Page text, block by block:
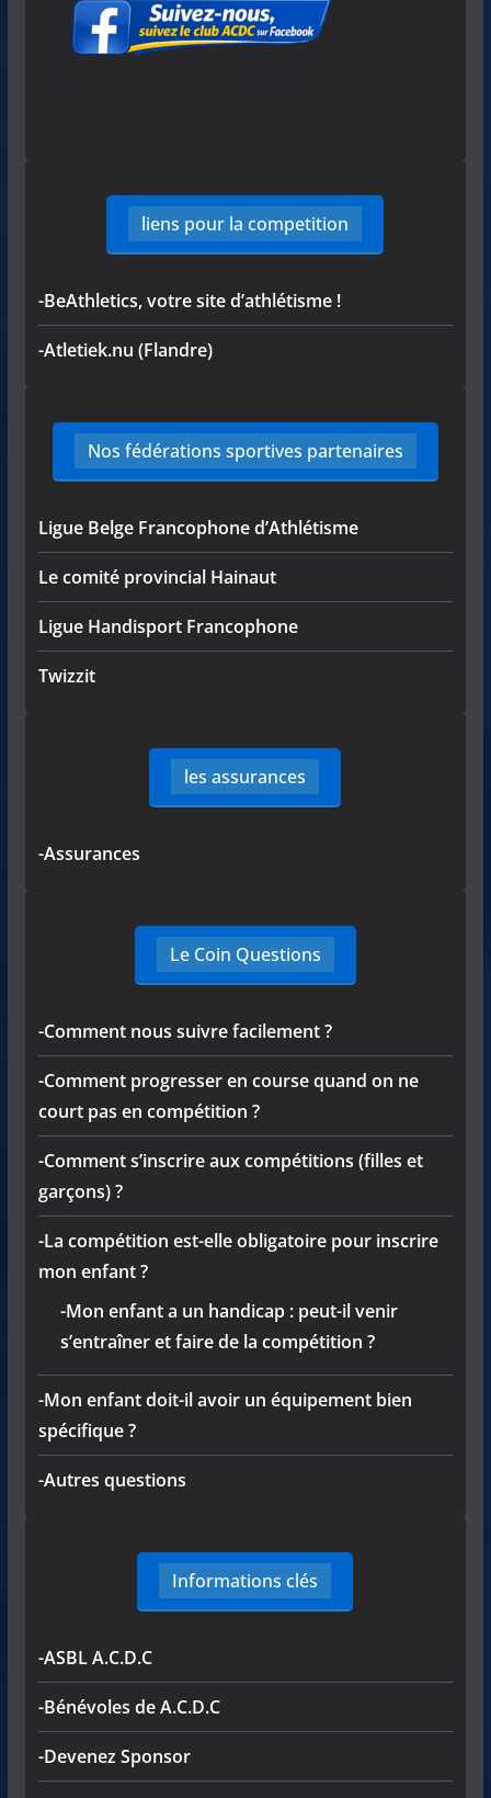
liens pour la competition
-BeAthletics, votre site d’athlétisme !
-Atletiek.nu (Flandre)
Nos fédérations sportives partenaires
Ligue Belge Francophone d’Athlétisme
Le comité provincial Hainaut
Ligue Handisport Francophone
Twizzit
les assurances
-Assurances
Le Coin Questions
-Comment nous suivre facilement ?
-Comment progresser en course quand on ne
court pas en compétition ?
-Comment s’inscrire aux compétitions (filles et
garçons) ?
-La compétition est-elle obligatoire pour inscrire
mon enfant ?
-Mon enfant a un handicap : peut-il venir
s’entraîner et faire de la compétition ?
-Mon enfant doit-il avoir un équipement bien
spécifique ?
-Autres questions
Informations clés
-ASBL A.C.D.C
-Bénévoles de A.C.D.C
-Devenez Sponsor